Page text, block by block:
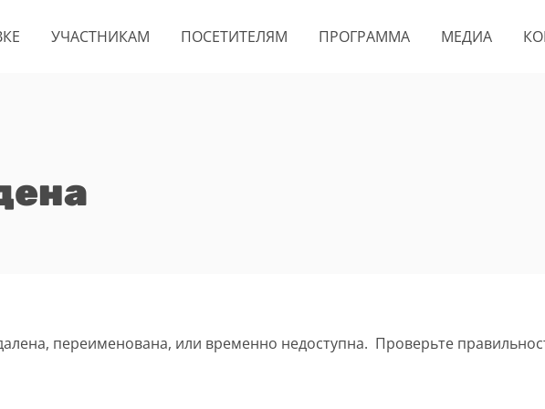
УЧАСТНИКАМ ПОСЕТИТЕЛЯМ ПРОГРАММА МЕДИА
переименована, или временно недоступна. Проверьте